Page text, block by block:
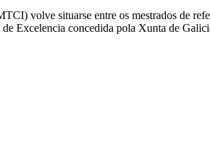
volve situarse entre os mestrados de
Excelencia concedida pola Xunta de